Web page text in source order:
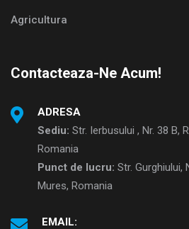
Agricultura
Contacteaza-Ne Acum!
ADRESA
Sediu: Str. Ierbusului , Nr. 38 B,
Romania
Punct de lucru: Str. Gurghiului,
Mures, Romania
EMAIL: